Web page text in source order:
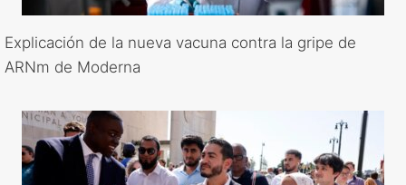
Explicación de la nueva vacuna contra la gripe de
ARNm de Moderna